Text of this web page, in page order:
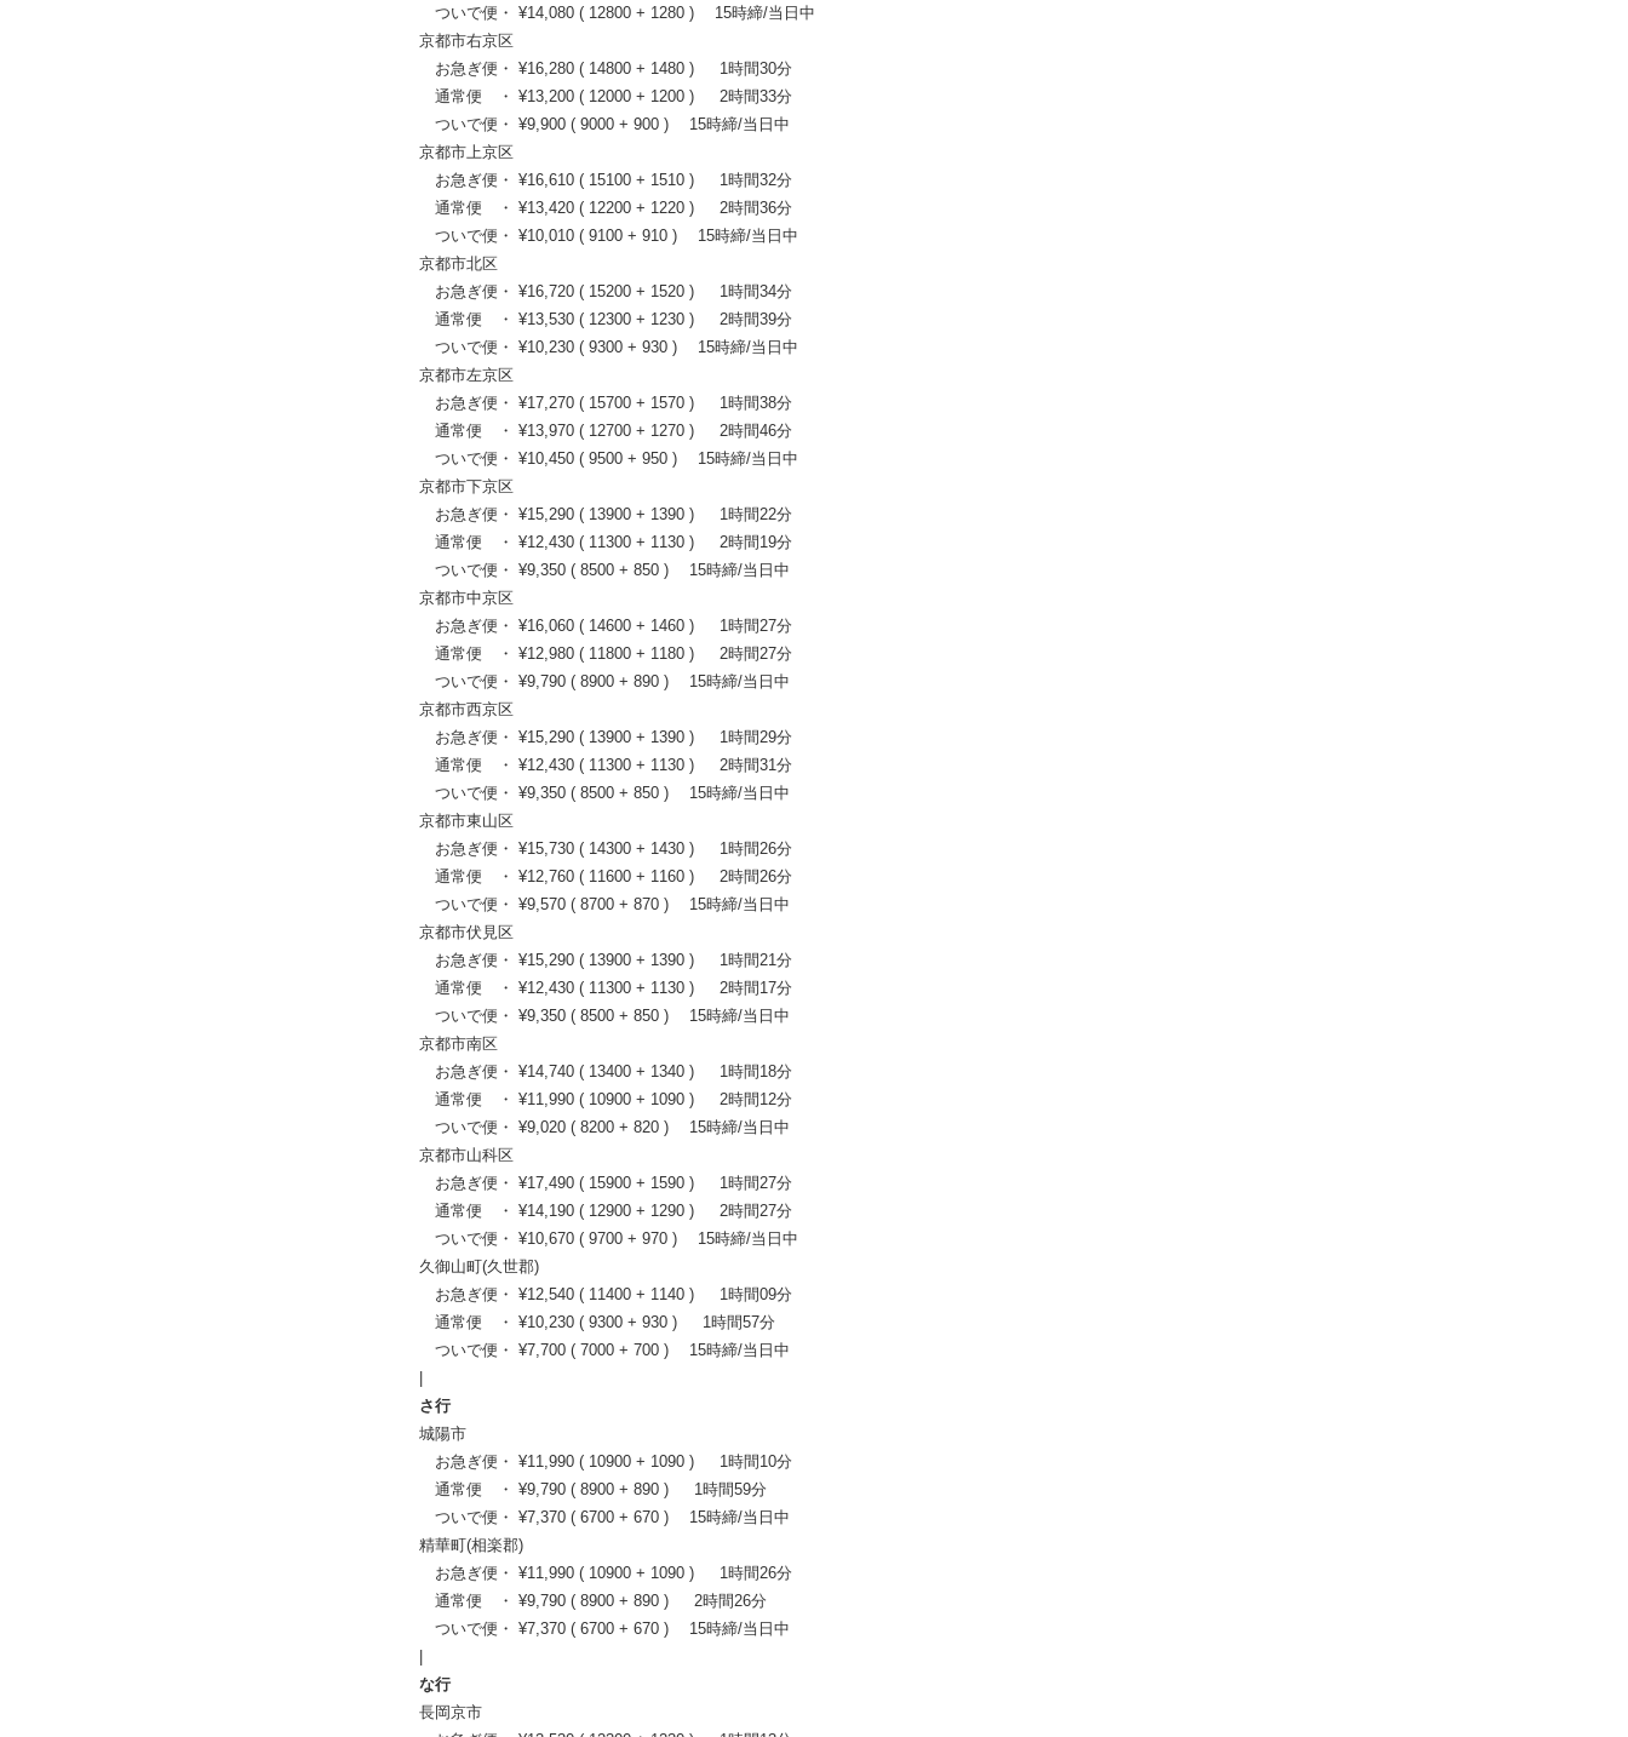
ついで便・ ¥14,080 ( 12800 + 1280 ) 15時締/当日中
京都市右京区
お急ぎ便・ ¥16,280 ( 14800 + 1480 ) 1時間30分
通常便 ・ ¥13,200 ( 12000 + 1200 ) 2時間33分
ついで便・ ¥9,900 ( 9000 + 900 ) 15時締/当日中
京都市上京区
お急ぎ便・ ¥16,610 ( 15100 + 1510 ) 1時間32分
通常便 ・ ¥13,420 ( 12200 + 1220 ) 2時間36分
ついで便・ ¥10,010 ( 9100 + 910 ) 15時締/当日中
京都市北区
お急ぎ便・ ¥16,720 ( 15200 + 1520 ) 1時間34分
通常便 ・ ¥13,530 ( 12300 + 1230 ) 2時間39分
ついで便・ ¥10,230 ( 9300 + 930 ) 15時締/当日中
京都市左京区
お急ぎ便・ ¥17,270 ( 15700 + 1570 ) 1時間38分
通常便 ・ ¥13,970 ( 12700 + 1270 ) 2時間46分
ついで便・ ¥10,450 ( 9500 + 950 ) 15時締/当日中
京都市下京区
お急ぎ便・ ¥15,290 ( 13900 + 1390 ) 1時間22分
通常便 ・ ¥12,430 ( 11300 + 1130 ) 2時間19分
ついで便・ ¥9,350 ( 8500 + 850 ) 15時締/当日中
京都市中京区
お急ぎ便・ ¥16,060 ( 14600 + 1460 ) 1時間27分
通常便 ・ ¥12,980 ( 11800 + 1180 ) 2時間27分
ついで便・ ¥9,790 ( 8900 + 890 ) 15時締/当日中
京都市西京区
お急ぎ便・ ¥15,290 ( 13900 + 1390 ) 1時間29分
通常便 ・ ¥12,430 ( 11300 + 1130 ) 2時間31分
ついで便・ ¥9,350 ( 8500 + 850 ) 15時締/当日中
京都市東山区
お急ぎ便・ ¥15,730 ( 14300 + 1430 ) 1時間26分
通常便 ・ ¥12,760 ( 11600 + 1160 ) 2時間26分
ついで便・ ¥9,570 ( 8700 + 870 ) 15時締/当日中
京都市伏見区
お急ぎ便・ ¥15,290 ( 13900 + 1390 ) 1時間21分
通常便 ・ ¥12,430 ( 11300 + 1130 ) 2時間17分
ついで便・ ¥9,350 ( 8500 + 850 ) 15時締/当日中
京都市南区
お急ぎ便・ ¥14,740 ( 13400 + 1340 ) 1時間18分
通常便 ・ ¥11,990 ( 10900 + 1090 ) 2時間12分
ついで便・ ¥9,020 ( 8200 + 820 ) 15時締/当日中
京都市山科区
お急ぎ便・ ¥17,490 ( 15900 + 1590 ) 1時間27分
通常便 ・ ¥14,190 ( 12900 + 1290 ) 2時間27分
ついで便・ ¥10,670 ( 9700 + 970 ) 15時締/当日中
久御山町(久世郡)
お急ぎ便・ ¥12,540 ( 11400 + 1140 ) 1時間09分
通常便 ・ ¥10,230 ( 9300 + 930 ) 1時間57分
ついで便・ ¥7,700 ( 7000 + 700 ) 15時締/当日中
さ行
城陽市
お急ぎ便・ ¥11,990 ( 10900 + 1090 ) 1時間10分
通常便 ・ ¥9,790 ( 8900 + 890 ) 1時間59分
ついで便・ ¥7,370 ( 6700 + 670 ) 15時締/当日中
精華町(相楽郡)
お急ぎ便・ ¥11,990 ( 10900 + 1090 ) 1時間26分
通常便 ・ ¥9,790 ( 8900 + 890 ) 2時間26分
ついで便・ ¥7,370 ( 6700 + 670 ) 15時締/当日中
な行
長岡京市